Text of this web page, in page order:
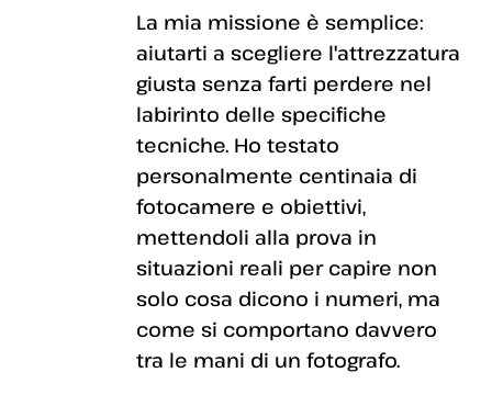
La mia missione è semplice:
aiutarti a scegliere l'attrezzatura
giusta senza farti perdere nel
labirinto delle specifiche
tecniche. Ho testato
personalmente centinaia di
fotocamere e obiettivi,
mettendoli alla prova in
situazioni reali per capire non
solo cosa dicono i numeri, ma
come si comportano davvero
tra le mani di un fotografo.